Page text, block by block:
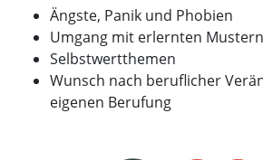
Ängste, Panik und Phobien
Umgang mit erlernten
Selbstwertthemen
Wunsch nach beruflicher
eigenen Berufung